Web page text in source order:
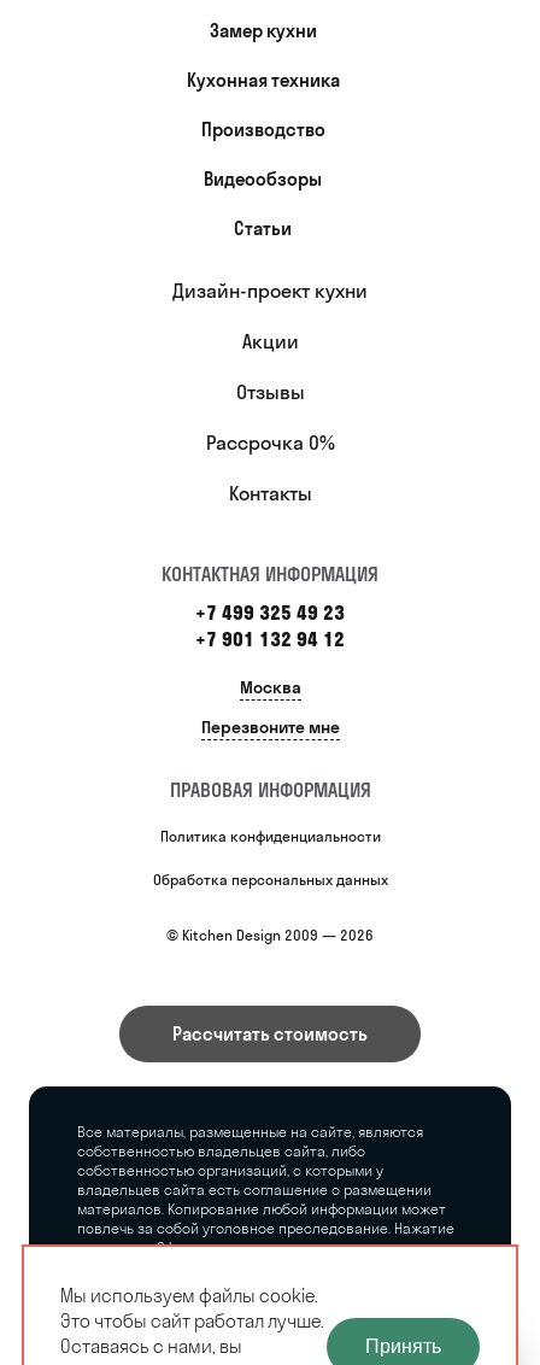
Замер кухни
Кухонная техника
Производство
Видеообзоры
Статьи
Дизайн-проект кухни
Акции
Отзывы
Рассрочка 0%
Контакты
КОНТАКТНАЯ ИНФОРМАЦИЯ
+7 499 325 49 23
+7 901 132 94 12
Москва
Перезвоните мне
ПРАВОВАЯ ИНФОРМАЦИЯ
Политика конфиденциальности
Обработка персональных данных
© Kitchen Design 2009 — 2026
Рассчитать стоимость
Все материалы, размещенные на сайте, являются
собственностью владельцев сайта, либо
собственностью организаций, с которыми у
владельцев сайта есть соглашение о размещении
материалов. Копирование любой информации может
повлечь за собой уголовное преследование. Нажатие
на кнопку «Оформить заказ», а также последующее
владельцев сайта никаких обязательств.
ЗАМЕРЩИК-
РАСЧЕТ КУХНИ
Мы используем файлы cookie.
Это чтобы сайт работал лучше.
Оставаясь с нами, вы
Принять